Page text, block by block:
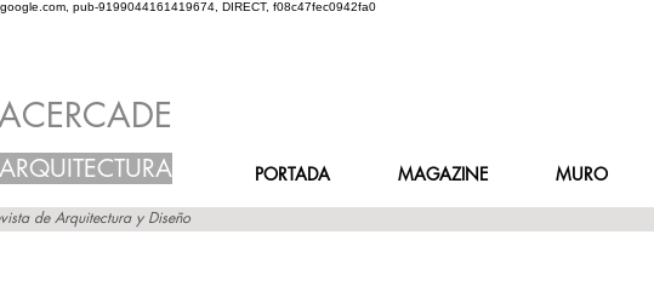
google.com, pub-9199044161419674, DIRECT, f08c47fec0942fa0
PORTADA MAGAZINE MURO
de Arquitectura y Diseño